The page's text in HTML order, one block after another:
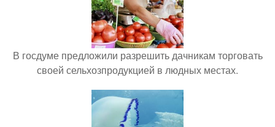
В госдуме предложили разрешить дачникам торговать
своей сельхозпродукцией в людных местах.